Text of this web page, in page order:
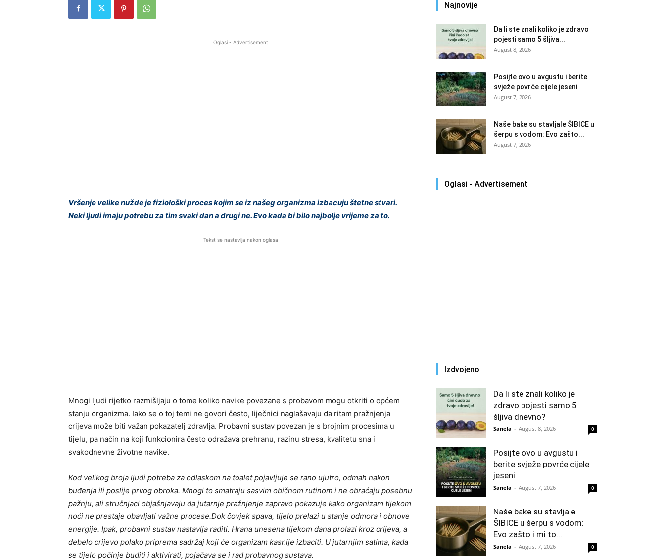
Oglasi - Advertisement
Vršenje velike nužde je fiziološki proces kojim se iz našeg organizma izbacuju štetne stvari.
Neki ljudi imaju potrebu za tim svaki dan a drugi ne. Evo kada bi bilo najbolje vrijeme za to.
Tekst se nastavlja nakon oglasa
Mnogi ljudi rijetko razmišljaju o tome koliko navike povezane s probavom mogu otkriti o općem
stanju organizma. Iako se o toj temi ne govori često, liječnici naglašavaju da ritam pražnjenja
crijeva može biti važan pokazatelj zdravlja. Probavni sustav povezan je s brojnim procesima u
tijelu, pa način na koji funkcionira često odražava prehranu, razinu stresa, kvalitetu sna i
svakodnevne životne navike.
Kod velikog broja ljudi potreba za odlaskom na toalet pojavljuje se rano ujutro, odmah nakon
buđenja ili poslije prvog obroka. Mnogi to smatraju sasvim običnom rutinom i ne obraćaju posebnu
pažnju, ali stručnjaci objašnjavaju da jutarnje pražnjenje zapravo pokazuje kako organizam tijekom
noći ne prestaje obavljati važne procese.Dok čovjek spava, tijelo prelazi u stanje odmora i obnove
energije. Ipak, probavni sustav nastavlja raditi. Hrana unesena tijekom dana prolazi kroz crijeva, a
debelo crijevo polako priprema sadržaj koji će organizam kasnije izbaciti. U jutarnjim satima, kada
se tijelo počinje buditi i aktivirati, pojačava se i rad probavnog sustava.
Najnovije
Da li ste znali koliko je zdravo
pojesti samo 5 šljiva...
August 8, 2026
Posijte ovo u avgustu i berite
svježe povrće cijele jeseni
August 7, 2026
Naše bake su stavljale ŠIBICE u
šerpu s vodom: Evo zašto...
August 7, 2026
Oglasi - Advertisement
Izdvojeno
Da li ste znali koliko je
zdravo pojesti samo 5
šljiva dnevno?
Sanela - August 8, 2026 0
Posijte ovo u avgustu i
berite svježe povrće cijele
jeseni
Sanela - August 7, 2026 0
Naše bake su stavljale
ŠIBICE u šerpu s vodom:
Evo zašto i mi to...
Sanela - August 7, 2026 0